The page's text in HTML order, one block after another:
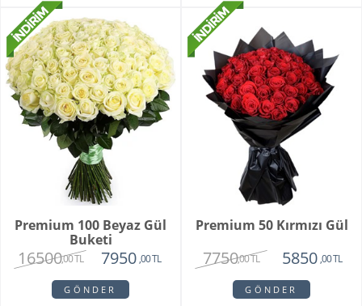
Premium 100 Beyaz Gül
Buketi
16500,00 TL 7950 ,00 TL
GÖNDER
Premium 50 Kırmızı Gül
7750,00 TL 5850 ,00 TL
GÖNDER